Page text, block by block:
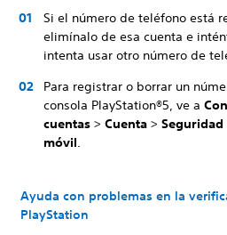
Si el número de teléfono está
elimínalo de esa cuenta e
intenta usar otro número de
Para registrar o borrar un
consola PlayStation®5, ve a
cuentas > Cuenta > Seguridad
móvil.
Ayuda con problemas en la
PlayStation